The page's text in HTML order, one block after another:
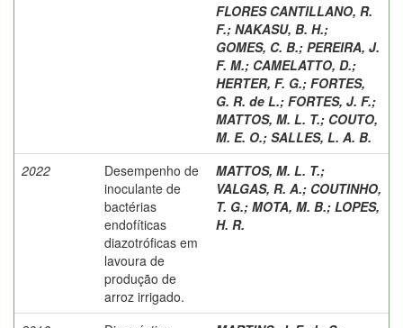
FLORES CANTILLANO, R.
F.; NAKASU, B. H.;
GOMES, C. B.; PEREIRA, J.
F. M.; CAMELATTO, D.;
HERTER, F. G.; FORTES,
G. R. de L.; FORTES, J. F.;
MATTOS, M. L. T.; COUTO,
M. E. O.; SALLES, L. A. B.
2022
Desempenho de
inoculante de
bactérias
endofíticas
diazotróficas em
lavoura de
produção de
arroz irrigado.
MATTOS, M. L. T.;
VALGAS, R. A.; COUTINHO,
T. G.; MOTA, M. B.; LOPES,
H. R.